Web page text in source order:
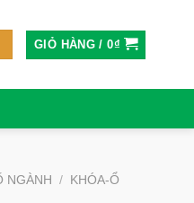
GIỎ HÀNG /0₫
NGÀNH /
KHÓA-Ổ